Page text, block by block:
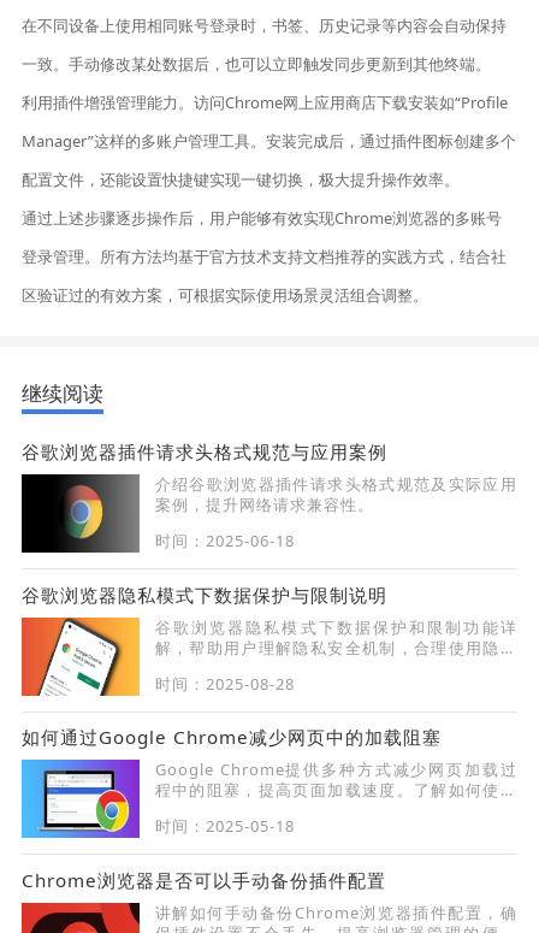
在不同设备上使用相同账号登录时，书签、历史记录等内容会自动保持
一致。手动修改某处数据后，也可以立即触发同步更新到其他终端。
利用插件增强管理能力。访问Chrome网上应用商店下载安装如“Profile
Manager”这样的多账户管理工具。安装完成后，通过插件图标创建多个
配置文件，还能设置快捷键实现一键切换，极大提升操作效率。
通过上述步骤逐步操作后，用户能够有效实现Chrome浏览器的多账号
登录管理。所有方法均基于官方技术支持文档推荐的实践方式，结合社
区验证过的有效方案，可根据实际使用场景灵活组合调整。
继续阅读
谷歌浏览器插件请求头格式规范与应用案例
介绍谷歌浏览器插件请求头格式规范及实际应用
案例，提升网络请求兼容性。
时间：2025-06-18
谷歌浏览器隐私模式下数据保护与限制说明
谷歌浏览器隐私模式下数据保护和限制功能详
解，帮助用户理解隐私安全机制，合理使用隐身
时间：2025-08-28
如何通过Google Chrome减少网页中的加载阻塞
Google Chrome提供多种方式减少网页加载过
程中的阻塞，提高页面加载速度。了解如何使用
时间：2025-05-18
Chrome浏览器是否可以手动备份插件配置
讲解如何手动备份Chrome浏览器插件配置，确